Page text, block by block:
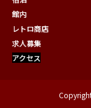
館内
レトロ商店
求人募集
アクセス